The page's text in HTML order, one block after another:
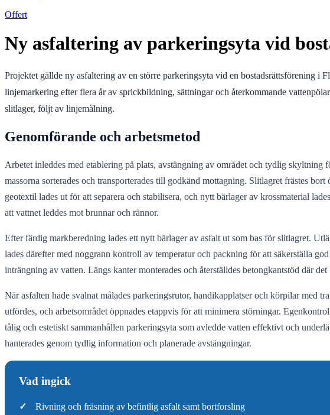
Offert
Ny asfaltering av parkeringsyta vid
Projektet gällde ny asfaltering av en större parkeringsyta vid en bostadsrättsförening
linjemarkering efter flera år av sprickbildning, sättningar och återkommande
slitlager, följt av linjemålning.
Genomförande och arbetsmetod
Arbetet inleddes med etablering på plats, avstängning av området och tydlig
massorna sorterades och transporterades till godkänd mottagning. Slitlagret frästes
geotextil lades ut för att separera och stabilisera, och nytt bärlager av krossmaterial
att vattnet leddes mot brunnar och rännor.
Efter färdig markberedning lades ett nytt bärlager av asfalt ut som bas för slitlagret.
lades därefter med noggrann kontroll av temperatur och packning för att säkerställa
inträngning av vatten. Längs kanter monterades och återställdes betongkantstöd där
När asfalten hade svalnat målades parkeringsrutor, handikapplatser och körpilar med
utfördes, och arbetsområdet öppnades etappvis för att minimera störningar.
tålig och estetiskt sammanhållen parkeringsyta som avledde vatten effektivt och
hanterades genom tydlig information och planerade avstängningar.
Vad ingick
✓ Rivning och fräsning av befintlig asfalt samt bortforsling